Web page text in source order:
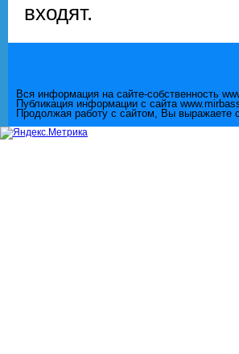
входят.
Вся информация на сайте-собственность
Публикация информации с сайта
Продолжая работу с сайтом, Вы выражаете